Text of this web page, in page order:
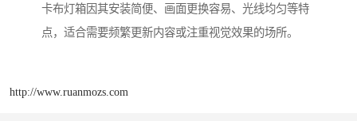
卡布灯箱因其安装简便、画面更换容易、光线均匀等特
点，适合需要频繁更新内容或注重视觉效果的场所。
http://www.ruanmozs.com